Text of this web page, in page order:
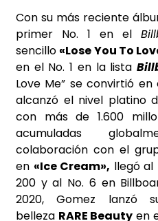
Con su más reciente
primer No. 1 en el
sencillo «Lose You To
en el No. 1 en la lista
Love Me” se convirtió
alcanzó el nivel platino
con más de 1.600
acumuladas
colaboración con el
en «Ice Cream», llegó al
200 y al No. 6 en
2020, Gomez lanzó
belleza RARE Beauty en